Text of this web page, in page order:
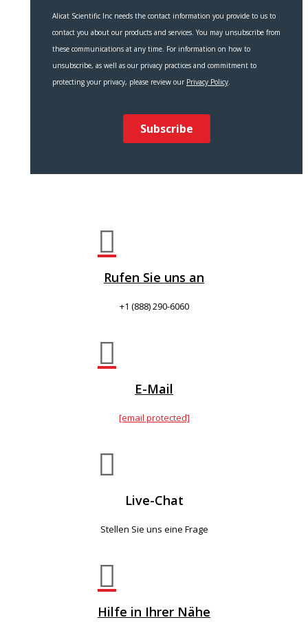

Rufen Sie uns an
+1 (888) 290-6060

E-Mail
[email protected]

Live-Chat
Stellen Sie uns eine Frage

Hilfe in Ihrer Nähe